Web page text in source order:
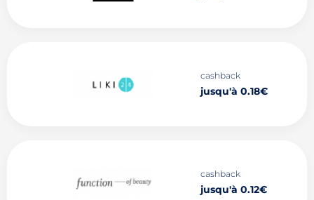
cashback
jusqu'à 0.18€
cashback
jusqu'à 0.12€